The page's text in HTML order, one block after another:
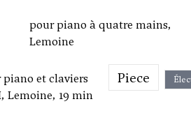
pour piano à quatre mains,
Lemoine
et claviers
Lemoine, 19 min
Piece